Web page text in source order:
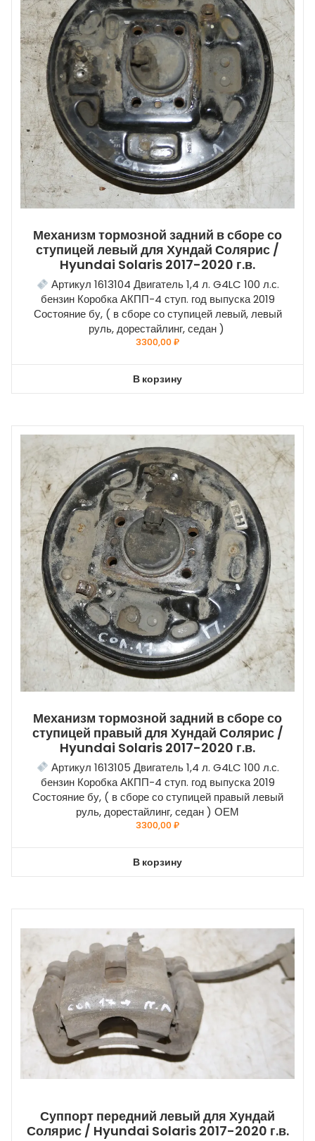
Механизм тормозной задний в сборе со
ступицей левый для Хундай Солярис /
Hyundai Solaris 2017-2020 г.в.
Артикул 1613104 Двигатель 1,4 л. G4LC 100 л.с.
бензин Коробка АКПП-4 ступ. год выпуска 2019
Состояние бу, ( в сборе со ступицей левый, левый
руль, дорестайлинг, седан )
3300,00₽
В корзину
Механизм тормозной задний в сборе со
ступицей правый для Хундай Солярис /
Hyundai Solaris 2017-2020 г.в.
Артикул 1613105 Двигатель 1,4 л. G4LC 100 л.с.
бензин Коробка АКПП-4 ступ. год выпуска 2019
Состояние бу, ( в сборе со ступицей правый левый
руль, дорестайлинг, седан ) ОЕМ
3300,00₽
В корзину
Суппорт передний левый для Хундай
Солярис / Hyundai Solaris 2017-2020 г.в.